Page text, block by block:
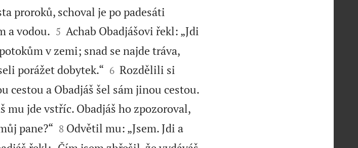
proroků, schoval je po padesáti
a vodou.

5 Achab Obadjášovi řekl: „Jdi
v zemi; snad se najde tráva,
porážet dobytek.“
6 Rozdělili si
cestou a Obadjáš šel sám jinou cestou.
mu jde vstříc. Obadjáš ho zpozoroval,
pane?“
8 Odvětil mu: „Jsem. Jdi a